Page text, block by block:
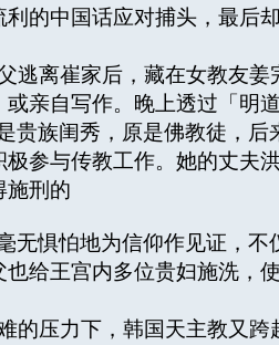
利的中国话应对捕头，最后
逃离崔家后，藏在女教友姜
或亲自写作。晚上透过「明
贵族闺秀，原是佛教徒，
极参与传教工作。她的丈夫
施刑的
无惧怕地为信仰作见证，
也给王宫内多位贵妇施洗，
的压力下，韩国天主教又跨